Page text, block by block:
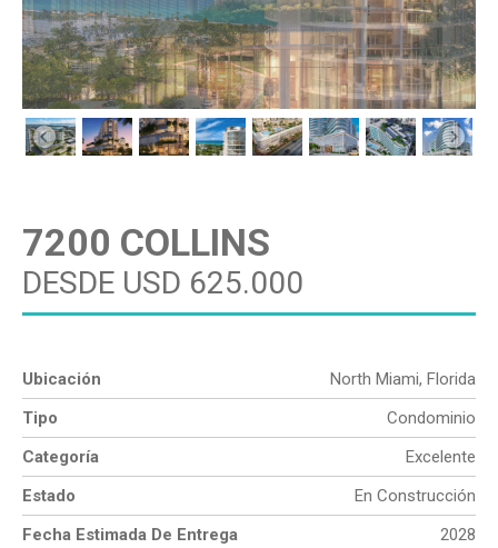
7200 COLLINS
DESDE USD 625.000
Ubicación
North Miami, Florida
Tipo
Condominio
Categoría
Excelente
Estado
En Construcción
Fecha Estimada De Entrega
2028